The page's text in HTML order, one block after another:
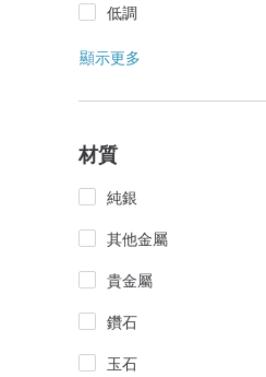
低調
顯示更多
材質
純銀
其他金屬
貴金屬
鑽石
玉石